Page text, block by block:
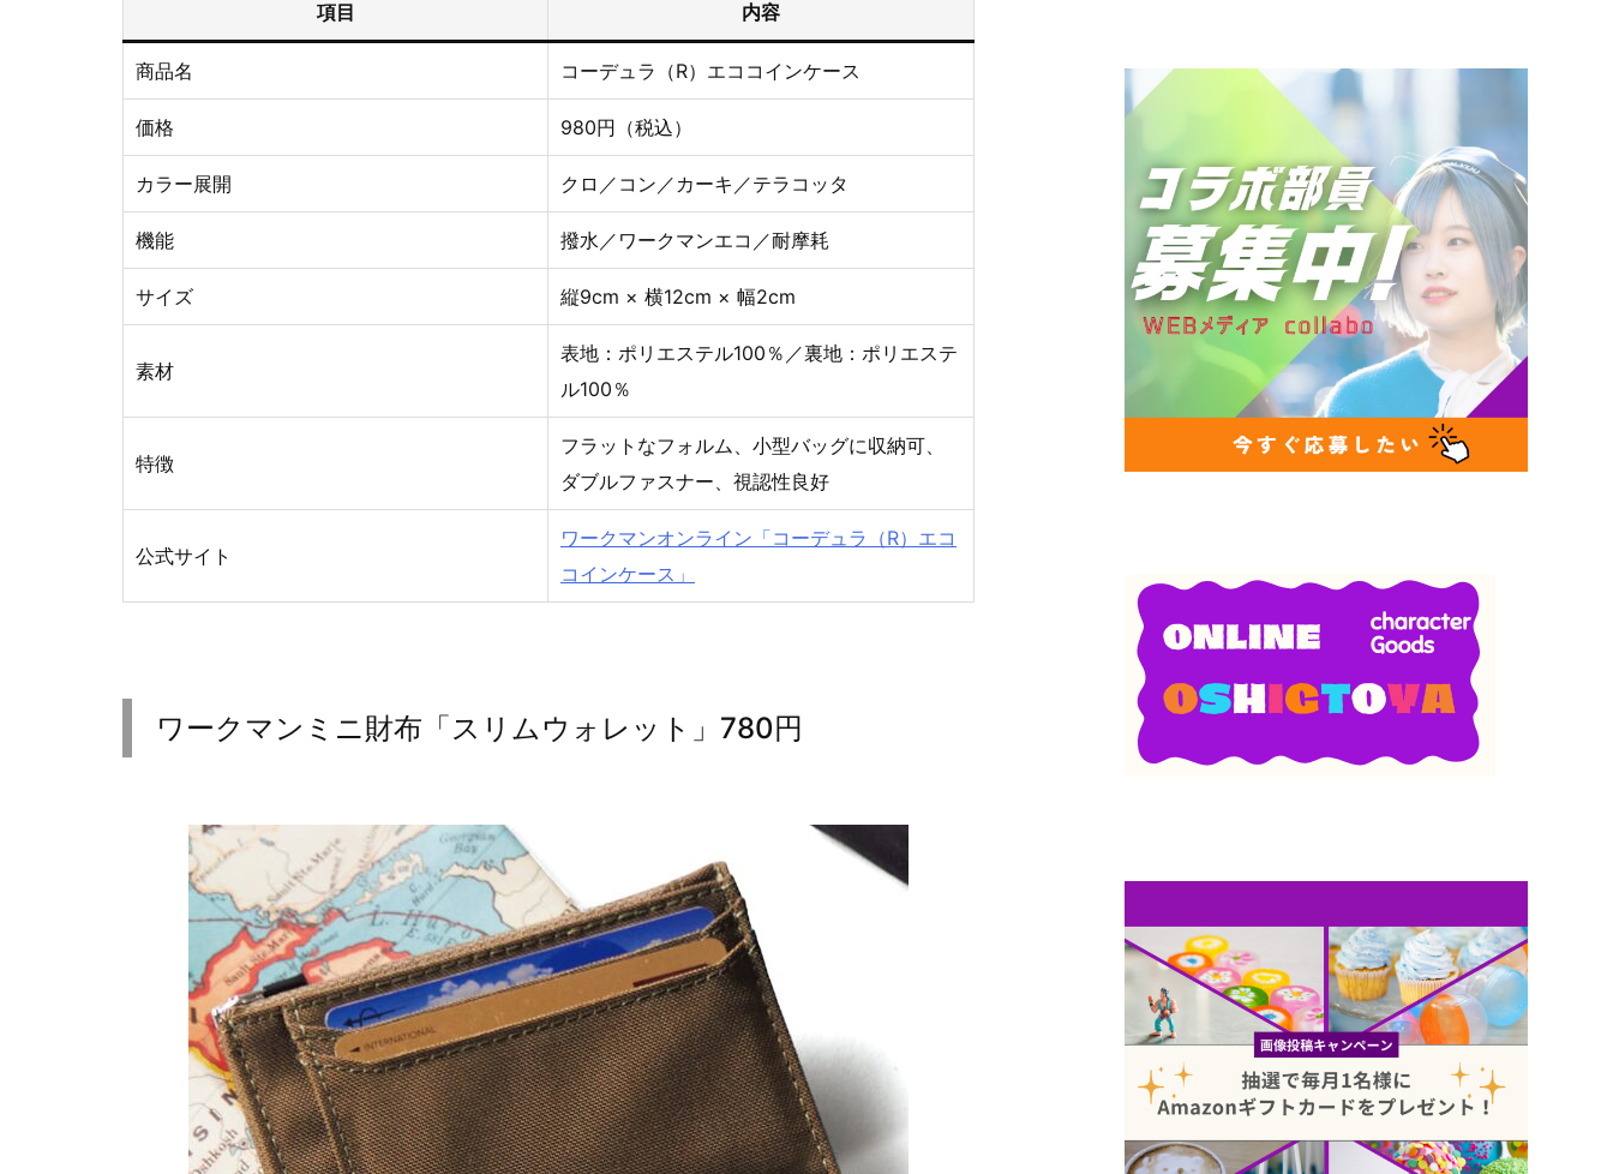
項目 内容
商品名 コーデュラ（R）エココインケース
価格 980円（税込）
カラー展開 クロ／コン／カーキ／テラコッタ
機能 撥水／ワークマンエコ／耐摩耗
サイズ 縦9cm × 横12cm × 幅2cm
素材
表地：ポリエステル100％／裏地：ポリエステ
ル100％
特徴
フラットなフォルム、小型バッグに収納可、
ダブルファスナー、視認性良好
公式サイト
ワークマンオンライン「コーデュラ（R）エコ
コインケース」
ワークマンミニ財布「スリムウォレット」780円